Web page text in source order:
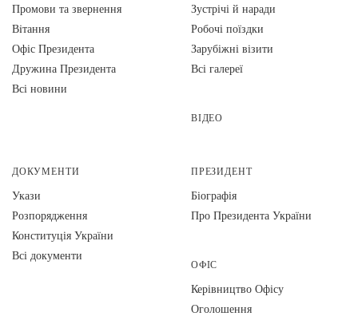
Промови та звернення
Вiтання
Офіс Президента
Дружина Президента
Всі новини
Зустрічі й наради
Робочі поїздки
Зарубіжні візити
Всі галереї
ВІДЕО
ДОКУМЕНТИ
Укази
Розпорядження
Конституція України
Всі документи
ПРЕЗИДЕНТ
Біографія
Про Президента України
ОФІС
Керівництво Офісу
Оголошення